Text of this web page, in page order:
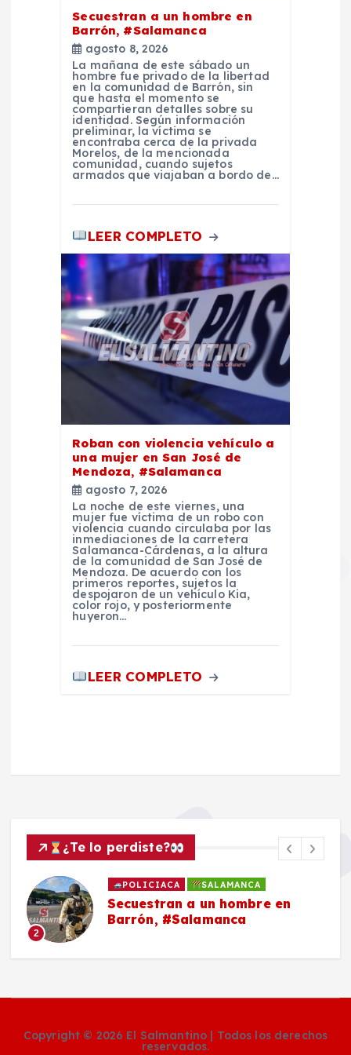
Secuestran a un hombre en
Barrón, #Salamanca
agosto 8, 2026
La mañana de este sábado un
hombre fue privado de la libertad
en la comunidad de Barrón, sin
que hasta el momento se
compartieran detalles sobre su
identidad. Según información
preliminar, la víctima se
encontraba cerca de la privada
Morelos, de la mencionada
comunidad, cuando sujetos
armados que viajaban a bordo de…
LEER COMPLETO
Roban con violencia vehículo a
una mujer en San José de
Mendoza, #Salamanca
agosto 7, 2026
La noche de este viernes, una
mujer fue víctima de un robo con
violencia cuando circulaba por las
inmediaciones de la carretera
Salamanca-Cárdenas, a la altura
de la comunidad de San José de
Mendoza. De acuerdo con los
primeros reportes, sujetos la
despojaron de un vehículo Kia,
color rojo, y posteriormente
huyeron…
LEER COMPLETO
¿Te lo perdiste?
2
POLICIACA SALAMANCA
Secuestran a un hombre en
Barrón, #Salamanca
Copyright © 2026 El Salmantino | Todos los derechos
reservados.